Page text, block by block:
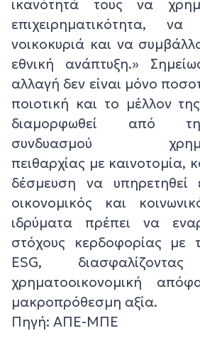
ικανότητά τους να
επιχειρηματικότητα,
νοικοκυριά και να
εθνική ανάπτυξη.»
αλλαγή δεν είναι μόνο
ποιοτική και το μέλλον
διαμορφωθεί από
συνδυασμού
πειθαρχίας με καινοτομία,
δέσμευση να υπηρετηθεί
οικονομικός και
ιδρύματα πρέπει να
στόχους κερδοφορίας με
ESG,
χρηματοοικονομική
μακροπρόθεσμη αξία.
Πηγή: ΑΠΕ-ΜΠΕ